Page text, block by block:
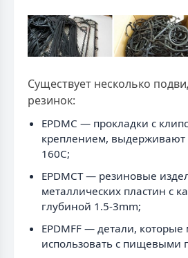
Существует несколько
резинок:
EPDMC — прокладки с
креплением, выдерживают
160C;
EPDMCT — резиновые
металлических пластин с
глубиной 1.5-3mm;
EPDMFF — детали,
использовать с пищевыми